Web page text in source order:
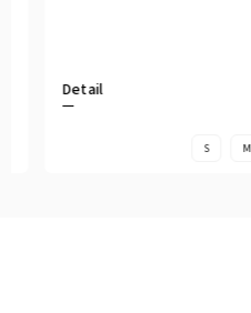
Detail